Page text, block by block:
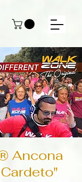
Ancona